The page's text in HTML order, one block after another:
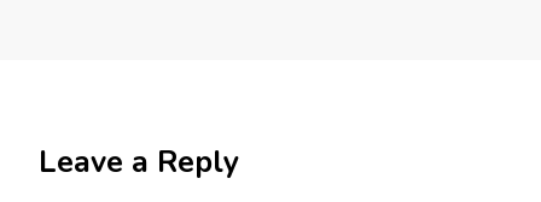
Leave a Reply